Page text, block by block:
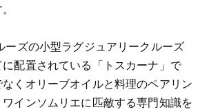
ーズの小型ラグジュアリークルーズ
配置されている「トスカーナ」で
くオリーブオイルと料理のペアリン
インソムリエに匹敵する専門知識を